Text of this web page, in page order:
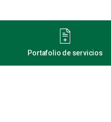
Portafolio de servicios